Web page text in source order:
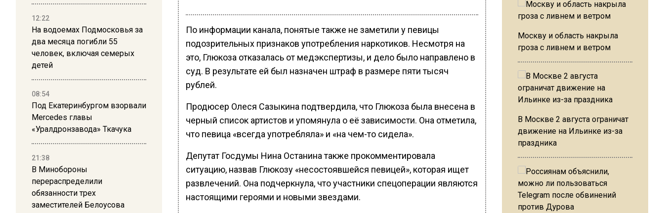
12:22
На водоемах Подмосковья за
два месяца погибли 55
человек, включая семерых
детей
08:54
Под Екатеринбургом взорвали
Mercedes главы
«Уралдронзавода» Ткачука
21:38
В Минобороны
перераспределили
обязанности трех
заместителей Белоусова
По информации канала, понятые также не заметили у певицы
подозрительных признаков употребления наркотиков. Несмотря на
это, Глюкоза отказалась от медэкспертизы, и дело было направлено в
суд. В результате ей был назначен штраф в размере пяти тысяч
рублей.
Продюсер Олеся Сазыкина подтвердила, что Глюкоза была внесена в
черный список артистов и упомянула о её зависимости. Она отметила,
что певица «всегда употребляла» и «на чем-то сидела».
Депутат Госдумы Нина Останина также прокомментировала
ситуацию, назвав Глюкозу «несостоявшейся певицей», которая ищет
развлечений. Она подчеркнула, что участники спецоперации являются
настоящими героями и новыми звездами.
Москву и область накрыла
гроза с ливнем и ветром
В Москве 2 августа ограничат
движение на Ильинке из-за
праздника